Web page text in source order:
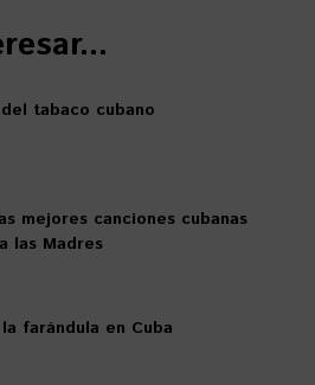
tabaco cubano
mejores canciones cubanas
las Madres
farándula en Cuba